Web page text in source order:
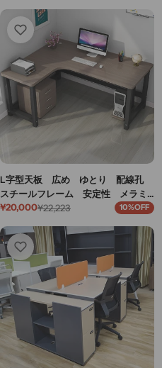
BGZ-LLS15
価格
L字型天板 広め ゆとり 配線孔
スチールフレーム 安定性 メラミ
ン化粧板 頑丈 Ｒ仕上げ デス
プル 実用 モダン ウォールナッ
ト ブラック BGZ-K-120
セ
ル
価
格
¥20,000
通
価
格
¥22,223 10%OFF